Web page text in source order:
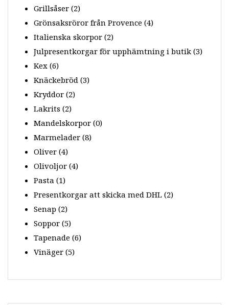
Grillsåser (2)
Grönsaksröror från Provence (4)
Italienska skorpor (2)
Julpresentkorgar för upphämtning i butik (3)
Kex (6)
Knäckebröd (3)
Kryddor (2)
Lakrits (2)
Mandelskorpor (0)
Marmelader (8)
Oliver (4)
Olivoljor (4)
Pasta (1)
Presentkorgar att skicka med DHL (2)
Senap (2)
Soppor (5)
Tapenade (6)
Vinäger (5)